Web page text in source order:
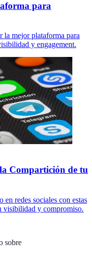
para
la mejor plataforma para
y engagement.
Compartición de tu
redes sociales con estas
visibilidad y compromiso.
sobre